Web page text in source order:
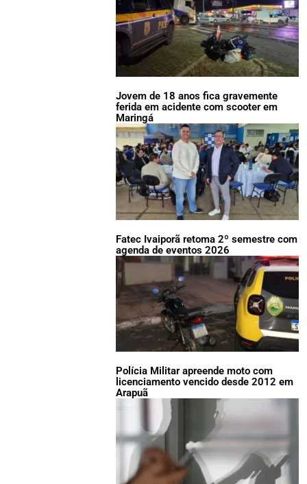
Jovem de 18 anos fica gravemente
ferida em acidente com scooter em
Maringá
Fatec Ivaiporã retoma 2º semestre com
agenda de eventos 2026
Polícia Militar apreende moto com
licenciamento vencido desde 2012 em
Arapuã